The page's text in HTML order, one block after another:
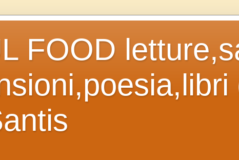
FOOD